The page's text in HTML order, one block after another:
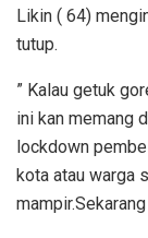
Likin ( 64)
tutup.
” Kalau getuk
ini kan memang
lockdown
kota atau warga